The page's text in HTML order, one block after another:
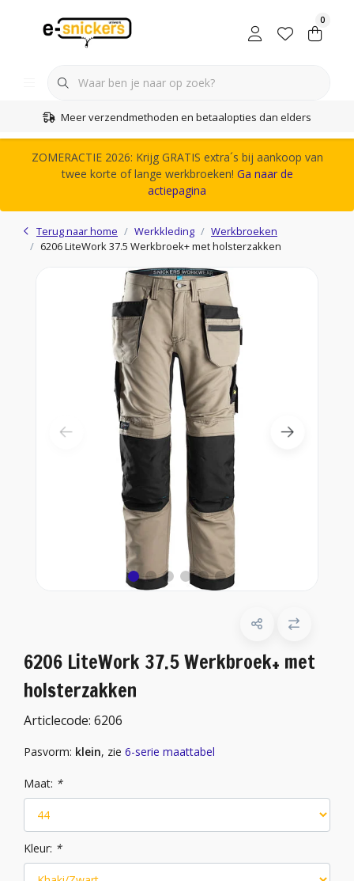
0
Meer verzendmethoden en betaalopties dan elders
ZOMERACTIE 2026: Krijg GRATIS extra´s bij aankoop van
twee korte of lange werkbroeken! Ga naar de
actiepagina
Terug naar home Werkkleding
Werkbroeken
6206 LiteWork 37.5 Werkbroek+ met holsterzakken
6206 LiteWork 37.5 Werkbroek+ met
holsterzakken
Articlecode: 6206
Pasvorm: klein, zie 6-serie maattabel
Maat: *
Kleur: *